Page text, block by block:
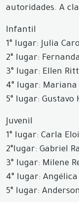
autoridades. A
Infantil
1° lugar: Julia
2° lugar:
3° lugar: Ellen
4° lugar:
5° lugar:
Juvenil
1° lugar: Carla
2°lugar: Gabriel
3° lugar: Milene
4° lugar:
5° lugar: